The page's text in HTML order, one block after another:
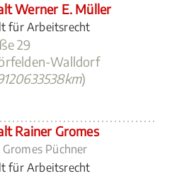
Werner E. Müller
für Arbeitsrecht
29
Walldorf
)
Rainer Gromes
Püchner
für Arbeitsrecht